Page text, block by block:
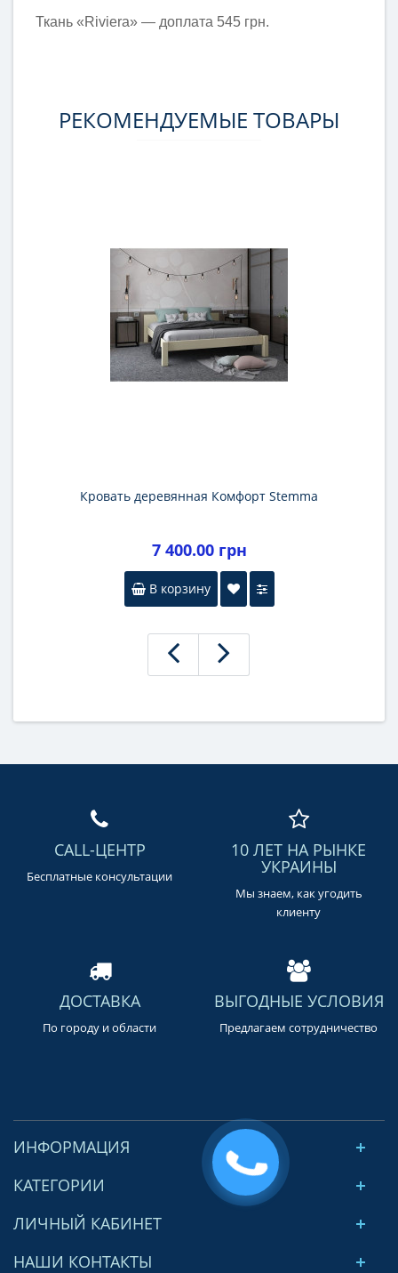
Ткань «Riviera» — доплата 545 грн.
РЕКОМЕНДУЕМЫЕ ТОВАРЫ
Кровать деревянная Комфорт Stemma
7 400.00 грн
В корзину
CALL-ЦЕНТР
Бесплатные консультации
10 ЛЕТ НА РЫНКЕ
УКРАИНЫ
Мы знаем, как угодить
клиенту
ДОСТАВКА
По городу и области
ВЫГОДНЫЕ УСЛОВИЯ
Предлагаем сотрудничество
ИНФОРМАЦИЯ
КАТЕГОРИИ
ЛИЧНЫЙ КАБИНЕТ
НАШИ КОНТАКТЫ